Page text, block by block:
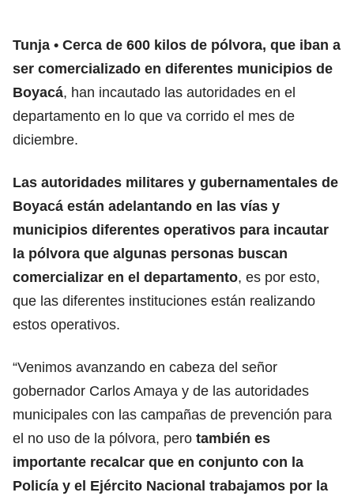
Tunja
Cerca de 600 kilos de pólvora, que iban a
ser comercializado en diferentes municipios de
Boyacá, han incautado las autoridades en el
departamento en lo que va corrido el mes de
diciembre.
Las autoridades militares y gubernamentales de
Boyacá están adelantando en las vías y
municipios diferentes operativos para incautar
la pólvora que algunas personas buscan
comercializar en el departamento, es por esto,
que las diferentes instituciones están realizando
estos operativos.
“Venimos avanzando en cabeza del señor
gobernador Carlos Amaya y de las autoridades
municipales con las campañas de prevención para
el no uso de la pólvora, pero también es
importante recalcar que en conjunto con la
Policía y el Ejército Nacional trabajamos por la